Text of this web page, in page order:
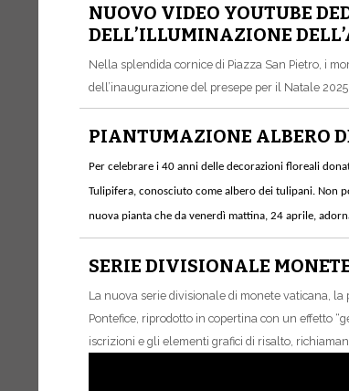
NUOVO VIDEO YOUTUBE
DELL’ILLUMINAZIONE
Nella splendida cornice di Piazza San Pietro, i
dell’inaugurazione del presepe per il Natale 2025.
PIANTUMAZIONE ALBERO
Per celebrare i 40 anni delle decorazioni floreali
Tulipifera, conosciuto come albero dei tulipani. Non
nuova pianta che da venerdì mattina, 24 aprile,
SERIE DIVISIONALE
La nuova serie divisionale di monete vaticana, la
Pontefice, riprodotto in copertina con un effetto
iscrizioni e gli elementi grafici di risalto,